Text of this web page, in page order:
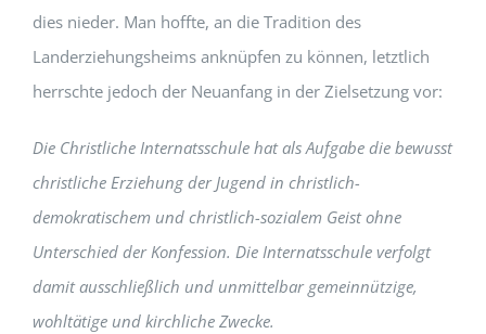
dies nieder. Man hoffte, an die Tradition des
Landerziehungsheims anknüpfen zu können, letztlich
herrschte jedoch der Neuanfang in der Zielsetzung vor:
Die Christliche Internatsschule hat als Aufgabe die bewusst
christliche Erziehung der Jugend in christlich-
demokratischem und christlich-sozialem Geist ohne
Unterschied der Konfession. Die Internatsschule verfolgt
damit ausschließlich und unmittelbar gemeinnützige,
wohltätige und kirchliche Zwecke.